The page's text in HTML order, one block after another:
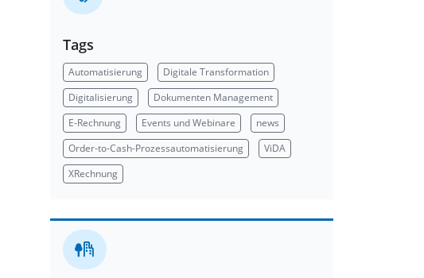
Tags
Automatisierung
Digitale Transformation
Digitalisierung
Dokumenten Management
E-Rechnung
Events und Webinare
news
Order-to-Cash-Prozessautomatisierung
ViDA
XRechnung